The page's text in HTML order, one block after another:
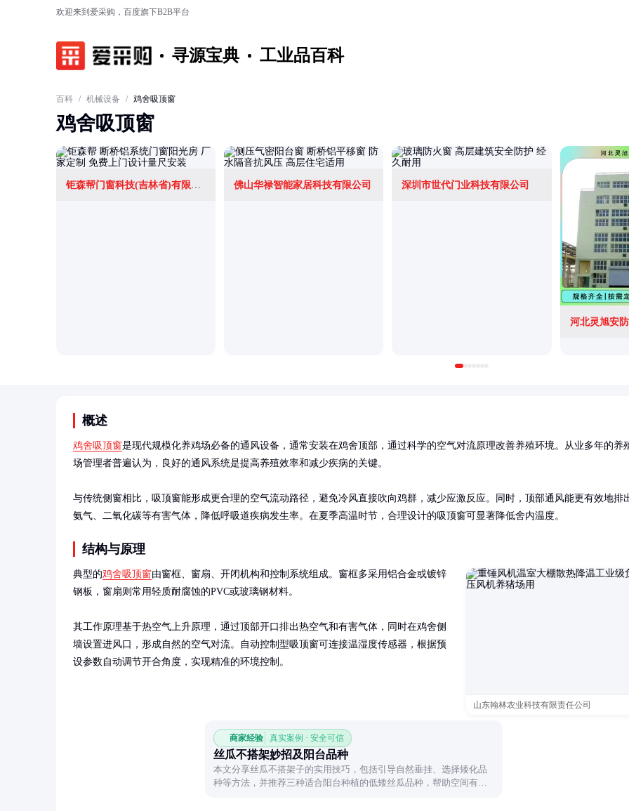
欢迎来到爱采购，百度旗下B2B平台
寻源宝典 工业品百科
百科 / 机械设备 / 鸡舍吸顶窗
鸡舍吸顶窗
钜森帮门窗科技(吉林省)有限公司 佛山华禄智能家居科技有限公司 深圳市世代门业科技有限公司
河北灵旭安
概述
鸡舍吸顶窗是现代规模化养鸡场必备的通风设备，通常安装在鸡舍顶部，通过科学的空气对流原理改善养殖环境。从业多年的养
场管理者普遍认为，良好的通风系统是提高养殖效率和减少疾病的关键。
与传统侧窗相比，吸顶窗能形成更合理的空气流动路径，避免冷风直接吹向鸡群，减少应激反应。同时，顶部通风能更有效地排
氨气、二氧化碳等有害气体，降低呼吸道疾病发生率。在夏季高温时节，合理设计的吸顶窗可显著降低舍内温度。
结构与原理
山东翰林农业科技有限责任公司
典型的鸡舍吸顶窗由窗框、窗扇、开闭机构和控制系统组成。窗框多采用铝合金或镀锌
钢板，窗扇则常用轻质耐腐蚀的PVC或玻璃钢材料。
其工作原理基于热空气上升原理，通过顶部开口排出热空气和有害气体，同时在鸡舍侧
墙设置进风口，形成自然的空气对流。自动控制型吸顶窗可连接温湿度传感器，根据预
设参数自动调节开合角度，实现精准的环境控制。
商家经验 真实案例 · 安全可信
丝瓜不搭架妙招及阳台品种
本文分享丝瓜不搭架子的实用技巧，包括引导自然垂挂、选择矮化品
种等方法，并推荐三种适合阳台种植的低矮丝瓜品种，帮助空间有限